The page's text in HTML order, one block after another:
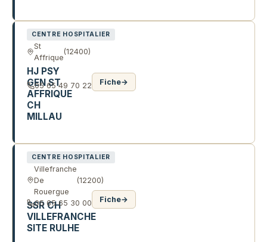
CENTRE HOSPITALIER
St
Affrique
(12400)
HJ PSY
GEN ST
AFFRIQUE
CH
MILLAU
05 65 49 70 22 Fiche→
CENTRE HOSPITALIER
Villefranche
De
Rouergue
(12200)
SSR CH
VILLEFRANCHE
SITE RULHE
05 65 65 30 00 Fiche→